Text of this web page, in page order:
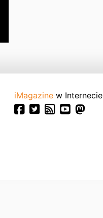
iMagazine w Internecie